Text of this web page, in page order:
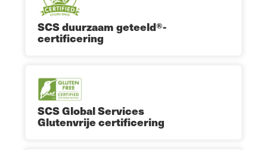
SCS duurzaam geteeld®-
certificering
SCS Global Services
Glutenvrije certificering